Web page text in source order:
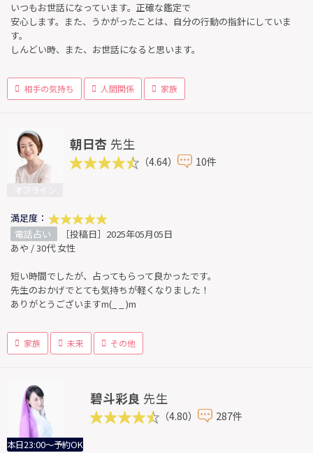
いつもお世話になっています。正確な鑑定で
安心します。また、うかがったことは、自分の行動の指針にしていま
す。
しんどい時、また、お世話になると思います。
相手の気持ち 人間関係 家族
朝日杏 先生
（4.64） 10件
満足度：
電話占い
［投稿日］2025年05月05日
あや / 30代 女性
短い時間でしたが、占ってもらって良かったです。
先生のおかげでとても気持ちが軽くなりました！
ありがとうございますm(_ _ )m
家族 未来 その他
本日23:00～予約OK
碧斗彩良 先生
（4.80） 287件